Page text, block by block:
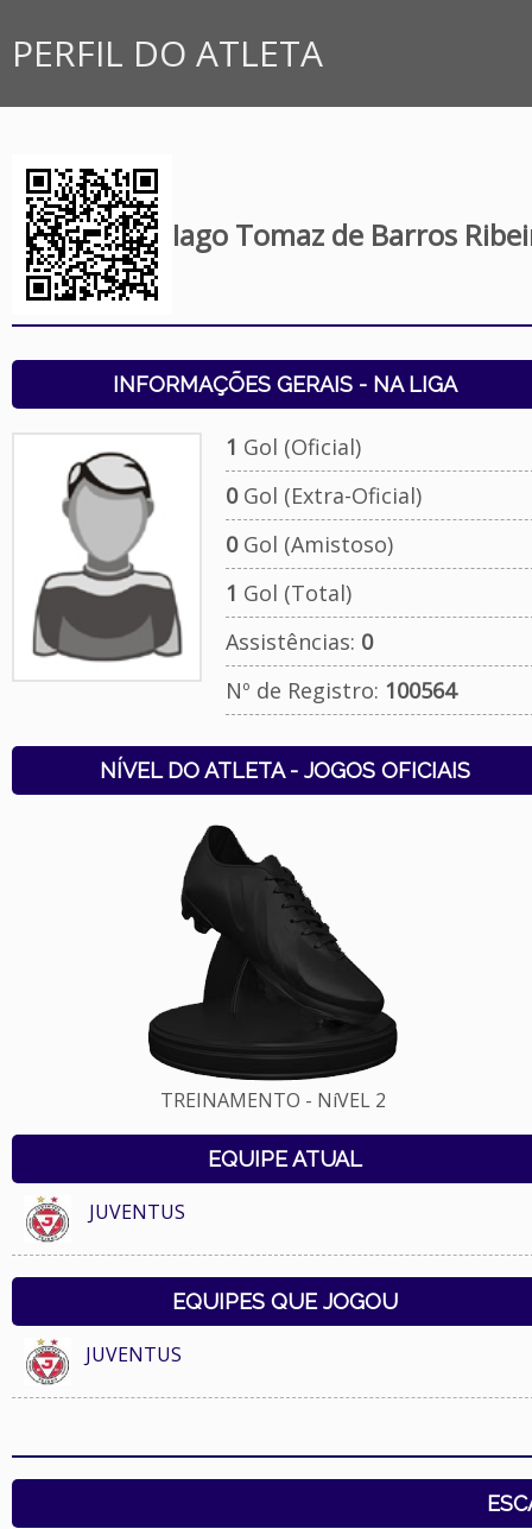
PERFIL DO ATLETA
Iago Tomaz de Barros
INFORMAÇÕES GERAIS - NA LIGA
1 Gol (Oficial)
0Gol (Extra-Oficial)
0Gol (Amistoso)
1 Gol (Total)
Assistências: 0
Nº de Registro: 100564
NÍVEL DO ATLETA - JOGOS OFICIAIS
TREINAMENTO - NíVEL 2
EQUIPE ATUAL
JUVENTUS
EQUIPES QUE JOGOU
JUVENTUS